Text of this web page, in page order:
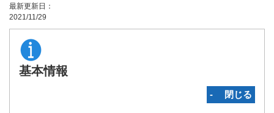
最新更新日：
2021/11/29
基本情報
‐ 閉じる